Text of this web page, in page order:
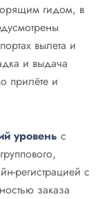
гидом, в
вылета и
и выдача
прилёте и
уровень с
регистрацией с
заказа